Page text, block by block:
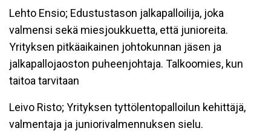
Lehto Ensio; Edustustason jalkapalloilija, joka
valmensi sekä miesjoukkuetta, että junioreita.
Yrityksen pitkäaikainen johtokunnan jäsen ja
jalkapallojaoston puheenjohtaja. Talkoomies, kun
taitoa tarvitaan
Leivo Risto; Yrityksen tyttölentopalloilun kehittäjä,
valmentaja ja juniorivalmennuksen sielu.